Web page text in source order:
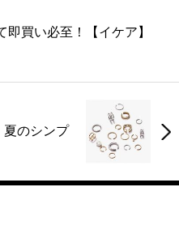
即買い必至！【イケア】
夏のシンプ